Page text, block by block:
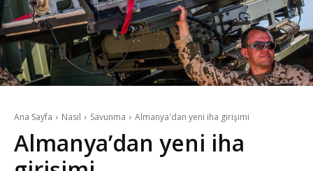
Ana Sayfa Nasıl Savunma Almanya'dan yeni iha girişimi
Almanya’dan yeni iha